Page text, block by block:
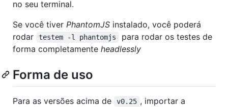
no seu terminal.
Se você tiver PhantomJS instalado, você poderá
rodar
testem -l phantomjs
para rodar os testes de
forma completamente headlessly
Forma de uso
Para as versões acima de v0.25 , importar a